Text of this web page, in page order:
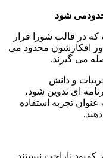
شود
در قالب شورا قرار
افکارشون محدود می
می گیرند.
و دانش
ای تدوین شود،
عنوان تجربه استفاده
ناراحت نیستند